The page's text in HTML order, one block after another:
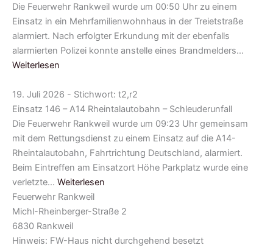
Die Feuerwehr Rankweil wurde um 00:50 Uhr zu einem
Einsatz in ein Mehrfamilienwohnhaus in der Treietstraße
alarmiert. Nach erfolgter Erkundung mit der ebenfalls
alarmierten Polizei konnte anstelle eines Brandmelders…
Weiterlesen
19. Juli 2026 - Stichwort: t2,r2
Einsatz 146 – A14 Rheintalautobahn – Schleuderunfall
Die Feuerwehr Rankweil wurde um 09:23 Uhr gemeinsam
mit dem Rettungsdienst zu einem Einsatz auf die A14-
Rheintalautobahn, Fahrtrichtung Deutschland, alarmiert.
Beim Eintreffen am Einsatzort Höhe Parkplatz wurde eine
verletzte… Weiterlesen
Feuerwehr Rankweil
Michl-Rheinberger-Straße 2
6830 Rankweil
Hinweis: FW-Haus nicht durchgehend besetzt